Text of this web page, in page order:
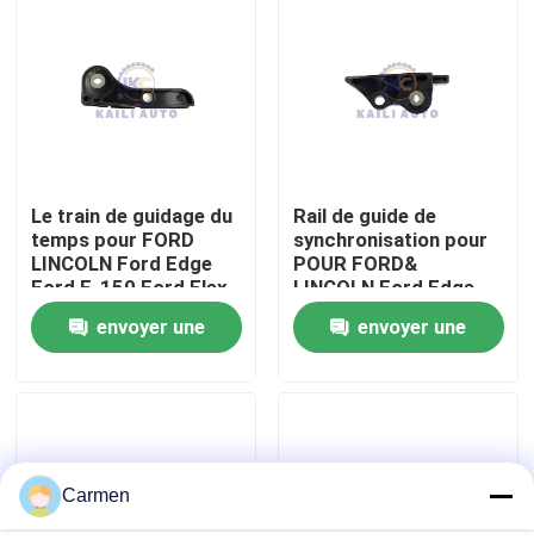
À propos de nous
Contrôle de la qualité
Nous contacter
Demandez un devis
Kit à chaînes de synchronisation
Le train de guidage du
temps pour FORD
LINCOLN Ford Edge
Ford F-150 Ford Flex
3.5L 213Cu. en V6
GAS DOHC
AT4Z6B274A
envoyer une
Rail de guide de
synchronisation pour
POUR FORD&
LINCOLN Ford Edge
Ford F-150 Ford Flex
3.5L 213Cu. In.V6
INTOXIQUENT DOHC
envoyer une
Carmen